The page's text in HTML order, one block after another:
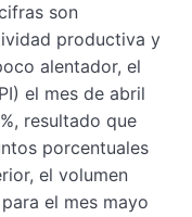
son
productiva y
alentador, el
el mes de abril
resultado que
porcentuales
el volumen
el mes mayo